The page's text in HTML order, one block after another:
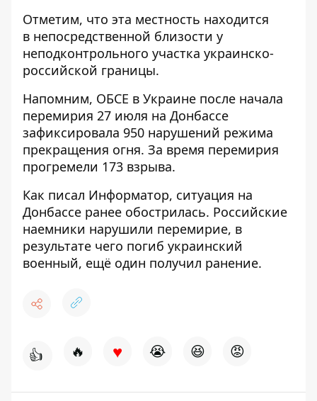
Отметим, что эта местность находится
в непосредственной близости у
неподконтрольного участка украинско-
российской границы.
Напомним, ОБСЕ в Украине после начала
перемирия 27 июля на Донбассе
зафиксировала 950 нарушений режима
прекращения огня. За время перемирия
прогремели 173 взрыва.
Как писал Информатор, ситуация на
Донбассе ранее обострилась. Российские
наемники нарушили перемирие, в
результате чего погиб украинский
военный, ещё один получил ранение.
👍 🔥 ♥ 😭 😆 😡